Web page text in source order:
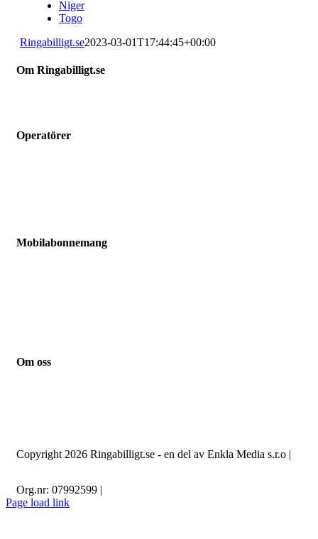
Niger
Togo
Ringabilligt.se2023-03-01T17:44:45+00:00
Om Ringabilligt.se
Operatörer
Mobilabonnemang
Om oss
Copyright 2026 Ringabilligt.se - en del av Enkla Media s.r.o |
Org.nr: 07992599 |
Page load link